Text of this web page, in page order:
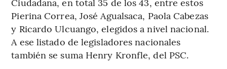
Pierina Correa, José Agualsaca, Paola Cabezas
y Ricardo Ulcuango, elegidos a nivel nacional.
A ese listado de legisladores nacionales
también se suma Henry Kronfle, del PSC.